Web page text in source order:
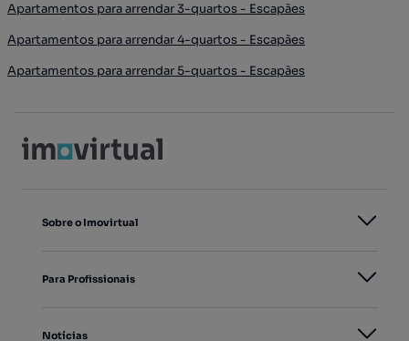
Apartamentos para arrendar 3-quartos - Escapães
Apartamentos para arrendar 4-quartos - Escapães
Apartamentos para arrendar 5-quartos - Escapães
Sobre o Imovirtual
Para Profissionais
Notícias